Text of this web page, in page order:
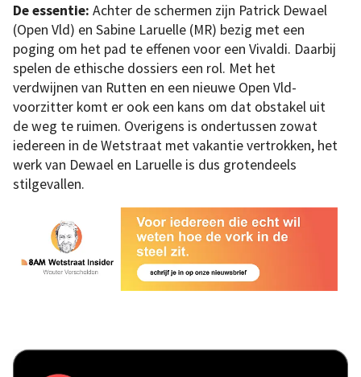
De essentie: Achter de schermen zijn Patrick Dewael
(Open Vld) en Sabine Laruelle (MR) bezig met een
poging om het pad te effenen voor een Vivaldi. Daarbij
spelen de ethische dossiers een rol. Met het
verdwijnen van Rutten en een nieuwe Open Vld-
voorzitter komt er ook een kans om dat obstakel uit
de weg te ruimen. Overigens is ondertussen zowat
iedereen in de Wetstraat met vakantie vertrokken, het
werk van Dewael en Laruelle is dus grotendeels
stilgevallen.